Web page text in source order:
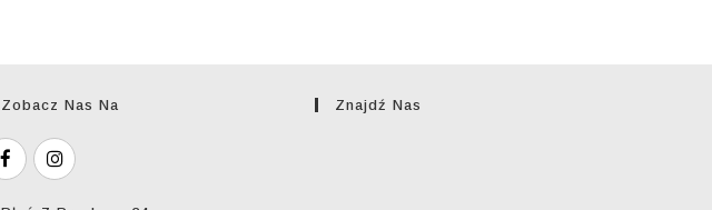
Zobacz Nas Na Znajdź Nas